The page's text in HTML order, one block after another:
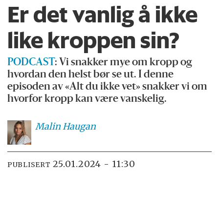
Er det vanlig å ikke
like kroppen sin?
PODCAST: Vi snakker mye om kropp og
hvordan den helst bør se ut. I denne
episoden av «Alt du ikke vet» snakker vi om
hvorfor kropp kan være vanskelig.
MalinHaugan
PUBLISERT 25.01.2024 - 11:30